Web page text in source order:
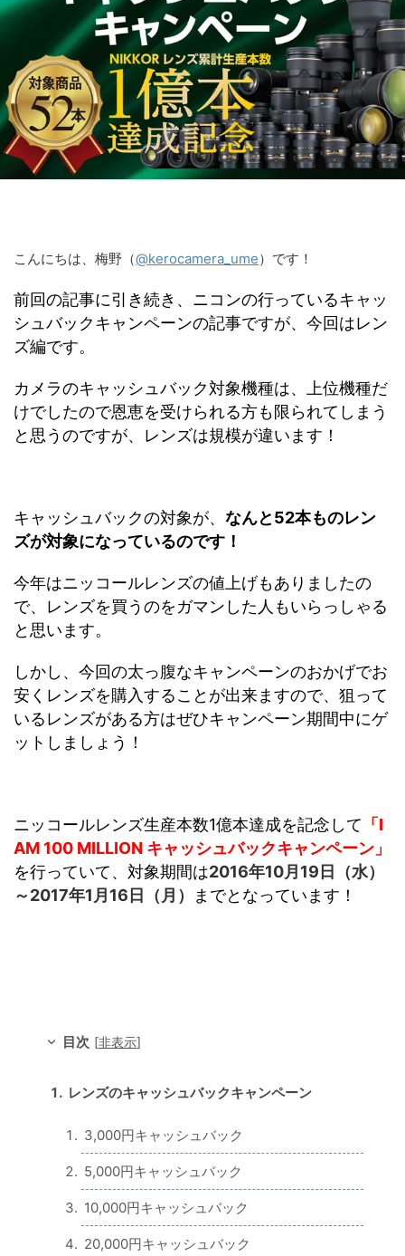
こんにちは、梅野（@kerocamera_ume）です！
前回の記事に引き続き、ニコンの行っているキャッ
シュバックキャンペーンの記事ですが、今回はレン
ズ編です。
カメラのキャッシュバック対象機種は、上位機種だ
けでしたので恩恵を受けられる方も限られてしまう
と思うのですが、レンズは規模が違います！
キャッシュバックの対象が、 なんと52本ものレン
ズが対象になっているのです！
今年はニッコールレンズの値上げもありましたの
で、レンズを買うのをガマンした人もいらっしゃる
と思います。
しかし、今回の太っ腹なキャンペーンのおかげでお
安くレンズを購入することが出来ますので、狙って
いるレンズがある方はぜひキャンペーン期間中にゲ
ットしましょう！
ニッコールレンズ生産本数1億本達成を記念して 「I
AM 100 MILLION キャッシュバックキャンペーン 」
を行っていて、 対象期間は2016年10月19日（水）
～2017年1月16日（月）
までとなっています！
目次 [非表示]
レンズのキャッシュバックキャンペーン
3,000円キャッシュバック
5,000円キャッシュバック
10,000円キャッシュバック
20,000円キャッシュバック